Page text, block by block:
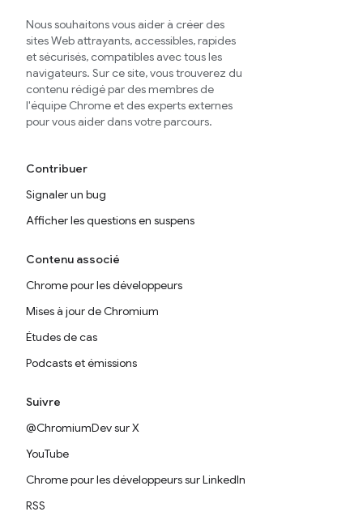
Nous souhaitons vous aider à créer des
sites Web attrayants, accessibles, rapides
et sécurisés, compatibles avec tous les
navigateurs. Sur ce site, vous trouverez du
contenu rédigé par des membres de
l'équipe Chrome et des experts externes
pour vous aider dans votre parcours.
Contribuer
Signaler un bug
Afficher les questions en suspens
Contenu associé
Chrome pour les développeurs
Mises à jour de Chromium
Études de cas
Podcasts et émissions
Suivre
@ChromiumDev sur X
YouTube
Chrome pour les développeurs sur LinkedIn
RSS